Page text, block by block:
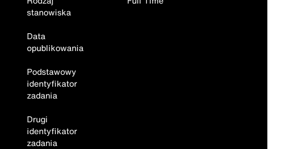
stanowiska
Data
opublikowania
Podstawowy
identyfikator
zadania
Drugi
identyfikator
zadania